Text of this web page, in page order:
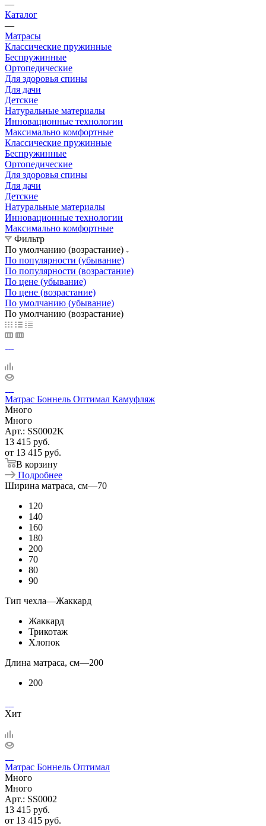
—
Каталог
—
Матрасы
Классические пружинные
Беспружинные
Ортопедические
Для здоровья спины
Для дачи
Детские
Натуральные материалы
Инновационные технологии
Максимально комфортные
Классические пружинные
Беспружинные
Ортопедические
Для здоровья спины
Для дачи
Детские
Натуральные материалы
Инновационные технологии
Максимально комфортные
Фильтр
По умолчанию (возрастание)
По популярности (убывание)
По популярности (возрастание)
По цене (убывание)
По цене (возрастание)
По умолчанию (убывание)
По умолчанию (возрастание)
Матрас Боннель Оптимал Камуфляж
Много
Много
Арт.: SS0002K
13 415 руб.
от 13 415 руб.
В корзину
Подробнее
Ширина матраса, см—70
120
140
160
180
200
70
80
90
Тип чехла—Жаккард
Жаккард
Трикотаж
Хлопок
Длина матраса, см—200
200
Хит
Матрас Боннель Оптимал
Много
Много
Арт.: SS0002
13 415 руб.
от 13 415 руб.